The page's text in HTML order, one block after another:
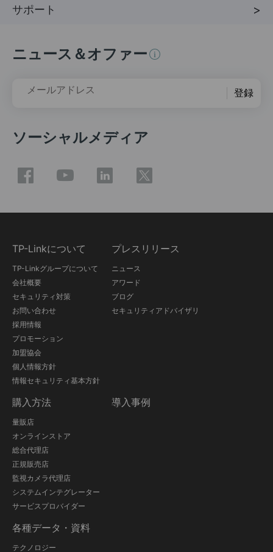
サポート
ニュース＆オファー
メールアドレス 登録
ソーシャルメディア
TP-Linkについて
TP-Linkグループについて
会社概要
セキュリティ対策
お問い合わせ
採用情報
プロモーション
加盟協会
個人情報方針
情報セキュリティ基本方針
プレスリリース
ニュース
アワード
ブログ
セキュリティアドバイザリ
購入方法
量販店
オンラインストア
総合代理店
正規販売店
監視カメラ代理店
システムインテグレーター
サービスプロバイダー
導入事例
各種データ・資料
テクノロジー